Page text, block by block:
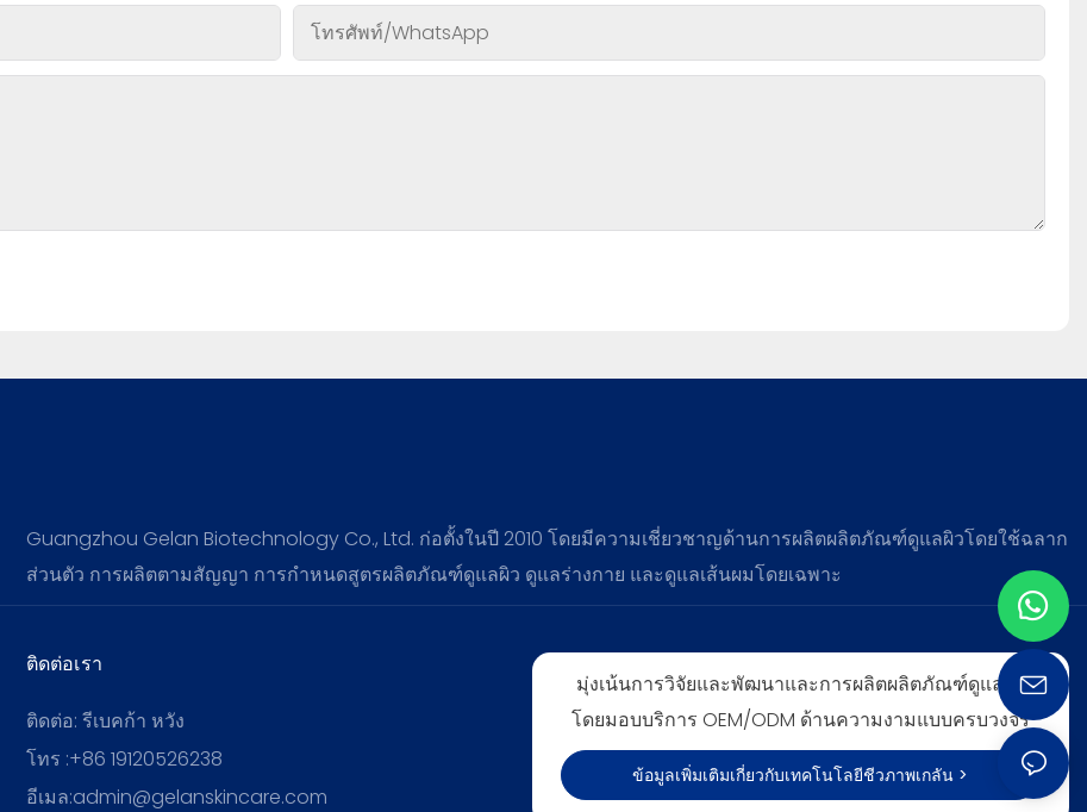
โทรศัพท์/WhatsApp
Guangzhou Gelan Biotechnology Co., Ltd. ก่อตั้งในปี 2010 โดยมีความเชี่ยวชาญด้านการผลิตผลิตภัณฑ์ดูแลผิวโดยใช้ฉลาก
ส่วนตัว การผลิตตามสัญญา การกำหนดสูตรผลิตภัณฑ์ดูแลผิว ดูแลร่างกาย และดูแลเส้นผมโดยเฉพาะ
ติดต่อเรา
ติดต่อ: รีเบคก้า หวัง
โทร :+86 19120526238
อีเมล:admin@gelanskincare.com
มุ่งเน้นการวิจัยและพัฒนาและการผลิตผลิตภัณฑ์ดูแลผิว
โดยมอบบริการ OEM/ODM ด้านความงามแบบครบวงจร
ข้อมูลเพิ่มเติมเกี่ยวกับเทคโนโลยีชีวภาพเกลัน >